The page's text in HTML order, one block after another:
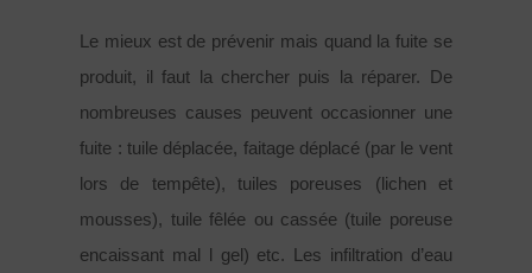
Le mieux est de prévenir mais quand la fuite se
produit, il faut la chercher puis la réparer. De
nombreuses causes peuvent occasionner une
fuite : tuile déplacée, faitage déplacé (par le vent
lors de tempête), tuiles poreuses (lichen et
mousses), tuile fêlée ou cassée (tuile poreuse
encaissant mal l gel) etc. Les infiltration d’eau